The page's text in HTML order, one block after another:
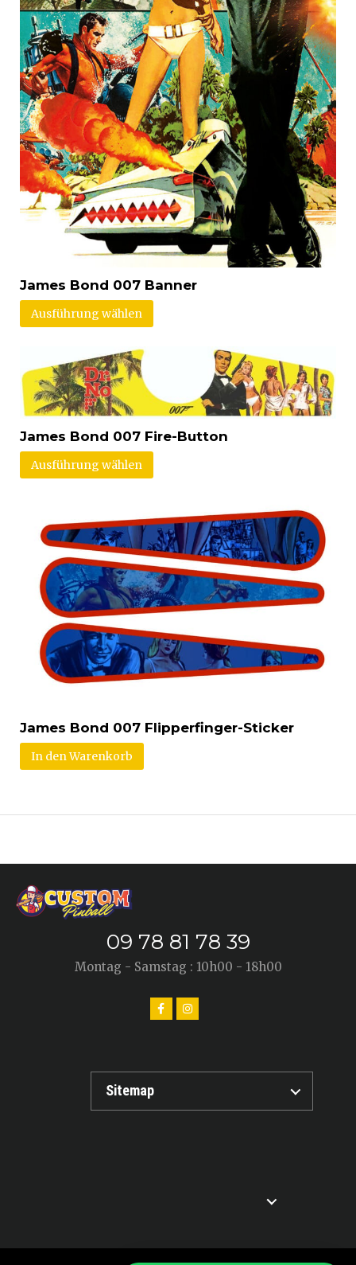
James Bond 007 Banner
Ausführung wählen
James Bond 007 Fire-Button
Ausführung wählen
James Bond 007 Flipperfinger-Sticker
In den Warenkorb
09 78 81 78 39
Montag - Samstag : 10h00 - 18h00
Sitemap